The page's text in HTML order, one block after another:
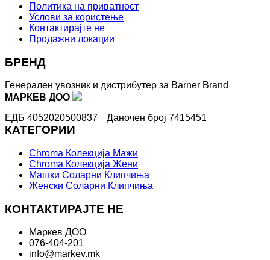
Политика на приватност
Услови за користење
Контактирајте не
Продажни локации
БРЕНД
Генерален увозник и дистрибутер за Barner Brand
МАРКЕВ ДОО
ЕДБ 4052020500837
Даночен број 7415451
КАТЕГОРИИ
Chroma Колекција Мажи
Chroma Колекција Жени
Машки Соларни Клипчиња
Женски Соларни Клипчиња
КОНТАКТИРАЈТЕ НЕ
Маркев ДОО
076-404-201
info@markev.mk